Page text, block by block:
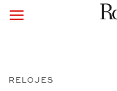
RELOJES